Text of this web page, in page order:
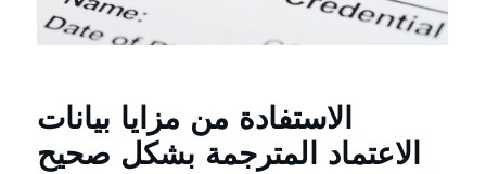
الاستفادة من مزايا بيانات
الاعتماد المترجمة بشكل صحيح